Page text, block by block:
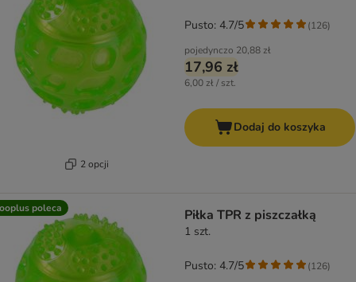
2 opcji
pojedynczo 20,88 zł
17,96 zł
6,00 zł / szt.
Pusto: 4.7/5 (126)
Dodaj do koszyka
poleca Piłka TPR z piszczałką
1 szt.
Pusto: 4.7/5 (126)